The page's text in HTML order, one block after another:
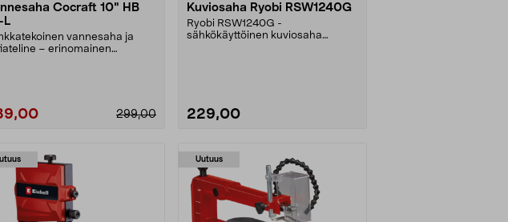
Cocraft 10" HB
L
vannesaha ja
– erinomainen
299,00
Kuviosaha Ryobi RSW1240G
Ryobi RSW1240G -
sähkökäyttöinen kuviosaha
229,00
Uutuus